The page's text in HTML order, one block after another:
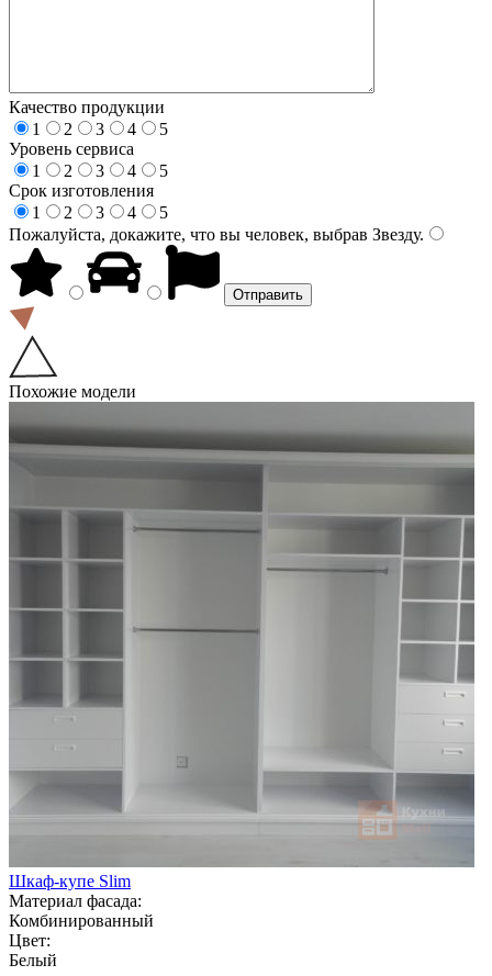
Качество продукции
1
2 3 4
5
Уровень сервиса
1
2 3 4
5
Срок изготовления
1
2 3 4
5
Пожалуйста, докажите, что вы человек, выбрав Звезду.
Похожие модели
Шкаф-купе Slim
Материал фасада:
Комбинированный
Цвет:
Белый